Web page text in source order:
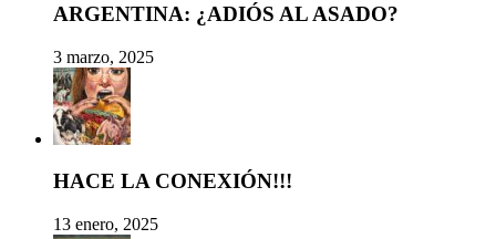
ARGENTINA: ¿ADIÓS AL ASADO?
3 marzo, 2025
HACE LA CONEXIÓN!!!
13 enero, 2025